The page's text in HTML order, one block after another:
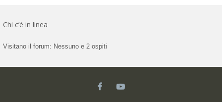
Chi c’è in linea
Visitano il forum: Nessuno e 2 ospiti